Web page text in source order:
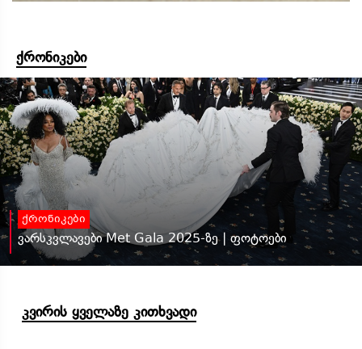
ქრონიკები
ქრონიკები
ვარსკვლავები Met Gala 2025-ზე | ფოტოები
კვირის ყველაზე კითხვადი